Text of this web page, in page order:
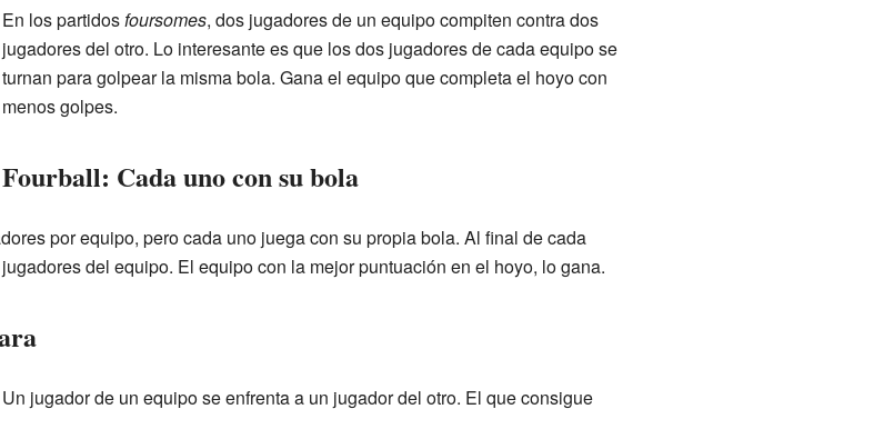
En los partidosfoursomes, dos jugadores de un equipo compiten contra dos
jugadores del otro. Lo interesante es que los dos jugadores de cada equipo se
turnan para golpear la misma bola. Gana el equipo que completa el hoyo con
menos golpes.
Fourball: Cada uno con su bola
por equipo, pero cada uno juega con su propia bola. Al final de cada
del equipo. El equipo con la mejor puntuación en el hoyo, lo gana.
jugador de un equipo se enfrenta a un jugador del otro. El que consigue